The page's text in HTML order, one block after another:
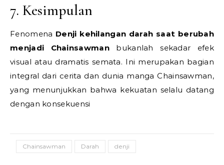
7. Kesimpulan
Fenomena Denji kehilangan darah saat berubah
menjadi Chainsawmanbukanlah sekadar efek
visual atau dramatis semata. Ini merupakan bagian
integral dari cerita dan dunia manga Chainsawman,
yang menunjukkan bahwa kekuatan selalu datang
dengan konsekuensi
Chainsawman Darah denji